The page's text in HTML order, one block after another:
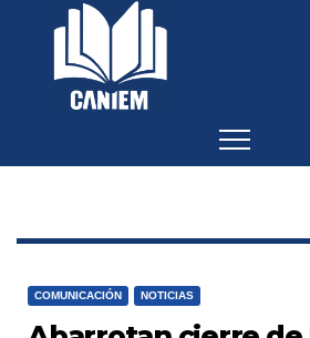
COMUNICACIÓN NOTICIAS